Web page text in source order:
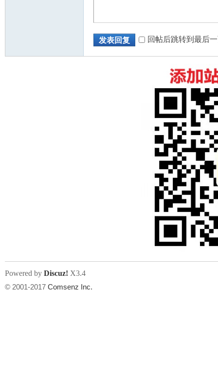
发表回复 回帖后跳转到最后
Powered by Discuz! X3.4
© 2001-2017 Comsenz Inc.